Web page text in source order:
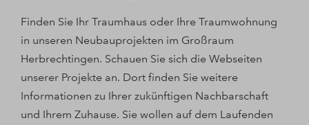
Finden Sie Ihr Traumhaus oder Ihre Traumwohnung
in unseren Neubauprojekten im Großraum
Herbrechtingen. Schauen Sie sich die Webseiten
unserer Projekte an. Dort finden Sie weitere
Informationen zu Ihrer zukünftigen Nachbarschaft
und Ihrem Zuhause. Sie wollen auf dem Laufenden